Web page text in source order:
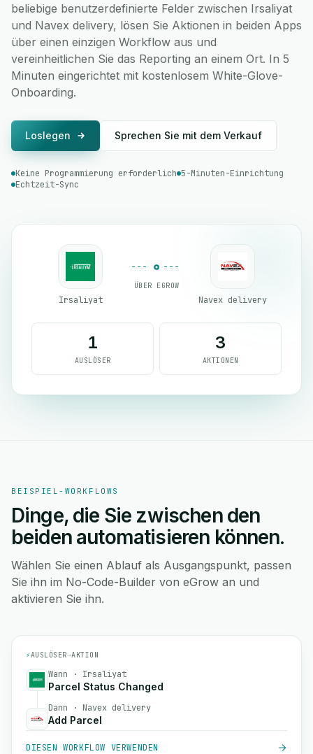
beliebige benutzerdefinierte Felder zwischen Irsaliyat
und Navex delivery, lösen Sie Aktionen in beiden Apps
über einen einzigen Workflow aus und
vereinheitlichen Sie das Reporting an einem Ort. In 5
Minuten eingerichtet mit kostenlosem White-Glove-
Onboarding.
Loslegen Sprechen Sie mit dem Verkauf
Keine Programmierung erforderlich 5-Minuten-Einrichtung
Echtzeit-Sync
Irsaliyat
ÜBER EGROW
Navex delivery
1
AUSLÖSER
3
AKTIONEN
BEISPIEL-WORKFLOWS
Dinge, die Sie zwischen den
beiden automatisieren können.
Wählen Sie einen Ablauf als Ausgangspunkt, passen
Sie ihn im No-Code-Builder von eGrow an und
aktivieren Sie ihn.
⚡AUSLÖSER→AKTION
Wann · Irsaliyat
Parcel Status Changed
Dann · Navex delivery
Add Parcel
DIESEN WORKFLOW VERWENDEN